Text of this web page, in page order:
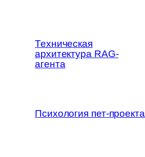
Техническая
архитектура RAG-
агента
Психология пет-проекта